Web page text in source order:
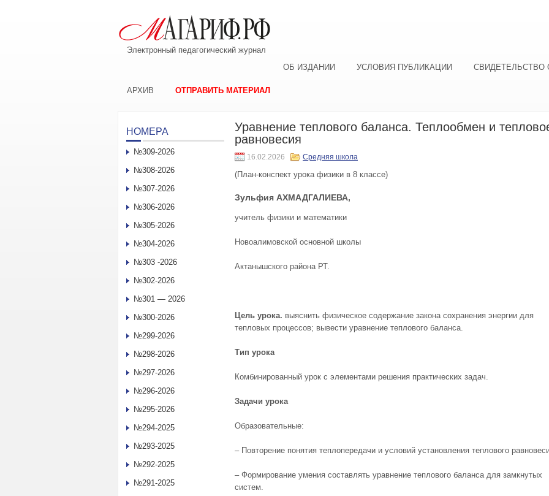
Электронный педагогический журнал
ОБ ИЗДАНИИ
УСЛОВИЯ ПУБЛИКАЦИИ СВИДЕТЕЛЬСТВО
АРХИВ ОТПРАВИТЬ МАТЕРИАЛ
Уравнение теплового баланса. Теплообмен и
равновесия
16.02.2026 Средняя школа
(План-конспект урока физики в 8 классе)
Зульфия АХМАДГАЛИЕВА,
учитель физики и математики
Новоалимовской основной школы
Актанышского района РТ.
Цель урока. выяснить физическое содержание закона сохранения энергии для
тепловых процессов; вывести уравнение теплового баланса.
Тип урока
Комбинированный урок с элементами решения практических задач.
Задачи урока
Образовательные:
– Повторение понятия теплопередачи и условий установления теплового
– Формирование умения составлять уравнение теплового баланса для замкнутых
систем.
НОМЕРА
№309-2026
№308-2026
№307-2026
№306-2026
№305-2026
№304-2026
№303 -2026
№302-2026
№301 — 2026
№300-2026
№299-2026
№298-2026
№297-2026
№296-2026
№295-2026
№294-2025
№293-2025
№292-2025
№291-2025